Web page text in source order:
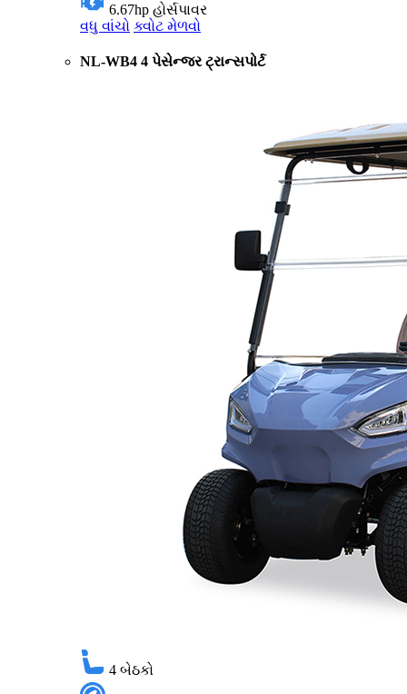
6.67hp હોર્સપાવર
વધુ વાંચો ક્વોટ મેળવો
NL-WB4 4 પેસેન્જર ટ્રાન્સપોર્ટ
4 બેઠકો